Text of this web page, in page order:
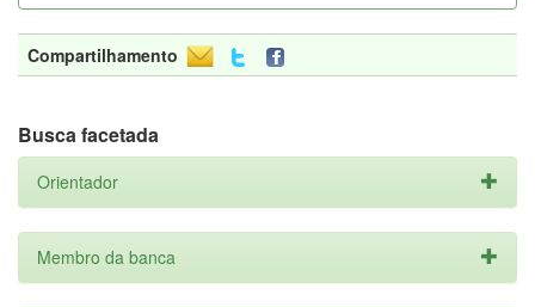
Compartilhamento
Busca facetada
Orientador
Membro da banca